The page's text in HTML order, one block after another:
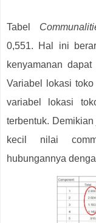
Tabel
0,551. Hal ini
kenyamanan
Variabel lokasi
variabel lokasi
terbentuk.
kecil nilai
hubungannya